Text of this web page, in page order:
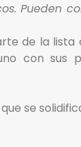
Pueden
de la lista
con sus
se